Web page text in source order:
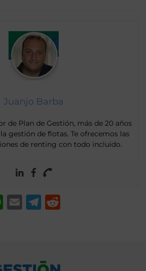
Juanjo Barba
de Plan de Gestión, más de 20 años
gestión de flotas. Te ofrecemos las
de renting con todo incluido.
WhatsApp
Email Telegram